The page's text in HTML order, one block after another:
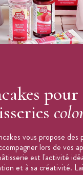
pour
vous propose des
lors de vos
est l'activité
et à sa créativité.